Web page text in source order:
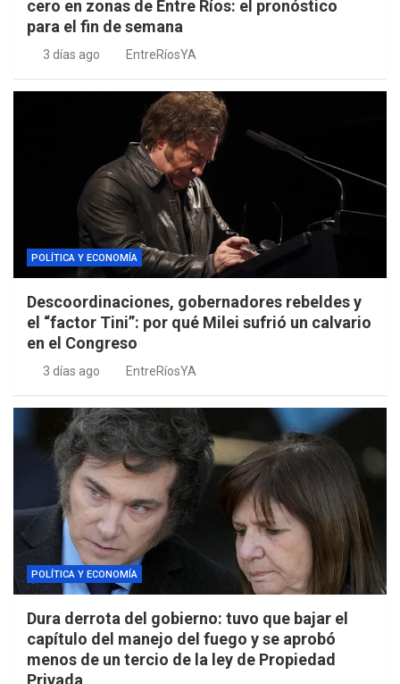
cero en zonas de Entre Ríos: el pronóstico
para el fin de semana
3 días ago EntreRíosYA
POLÍTICA Y ECONOMÍA
Descoordinaciones, gobernadores rebeldes y
el “factor Tini”: por qué Milei sufrió un calvario
en el Congreso
3 días ago EntreRíosYA
POLÍTICA Y ECONOMÍA
Dura derrota del gobierno: tuvo que bajar el
capítulo del manejo del fuego y se aprobó
menos de un tercio de la ley de Propiedad
Privada